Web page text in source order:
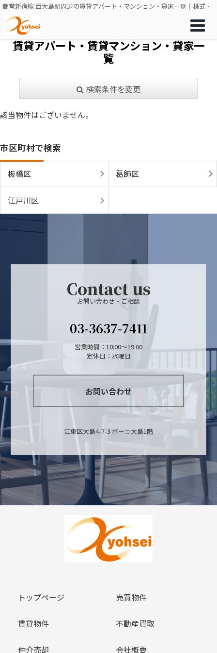
都営新宿線 西大島駅周辺の賃貸アパート・マンション・貸家一覧｜株式会社共成不動産販売
賃貸アパート・賃貸マンション・貸家一
覧
検索条件を変更
該当物件はございません。
市区町村で検索
板橋区 葛飾区
江戸川区
Contact us
お問い合わせ・ご相談
03-3637-7411
営業時間：10:00～19:00
定休日：水曜日
お問い合わせ
江東区大島4-7-3 ボーニ大島1階
トップページ 売買物件
賃貸物件 不動産買取
仲介売却 会社概要